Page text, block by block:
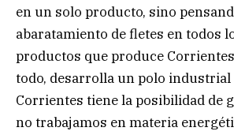
en un solo producto, sino
abaratamiento de fletes en todos
productos que produce
todo, desarrolla un polo industrial
Corrientes tiene la posibilidad de
no trabajamos en materia